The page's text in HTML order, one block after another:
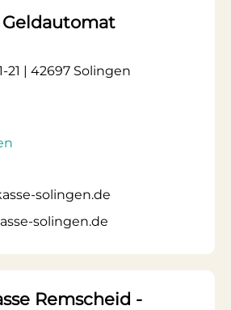
Geldautomat
21 | 42697 Solingen
solingen.de
solingen.de
Remscheid -